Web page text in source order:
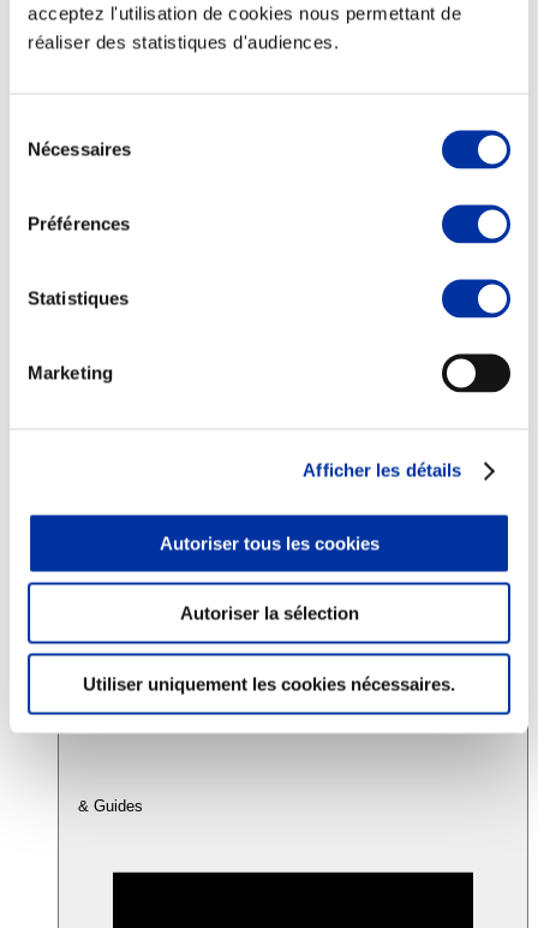
acceptez l'utilisation de cookies nous permettant de
réaliser des statistiques d'audiences.
Nécessaires
Préférences
Statistiques
Marketing
Afficher les détails
Autoriser tous les cookies
Autoriser la sélection
Utiliser uniquement les cookies nécessaires.
Elevage
Transport – mise en marché
Abattoir
Sécurité sanitaire
Viandes et santé
Juste rémunération et attractivité des métiers
Info-veille scientifique
Accords
& Guides